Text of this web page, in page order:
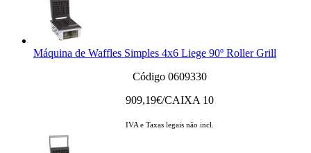
Máquina de Waffles Simples 4x6 Liege 90º Roller Grill
Código 0609330
909,19€/CAIXA 10
IVA e Taxas legais não incl.